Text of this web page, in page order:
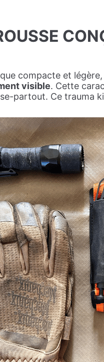
compacte et
visible. Cette
partout. Ce trauma